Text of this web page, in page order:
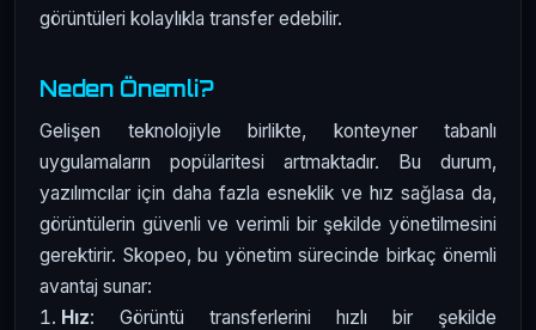
görüntüleri kolaylıkla transfer edebilir.
Neden Önemli?
Gelişen teknolojiyle birlikte, konteyner tabanlı
uygulamaların popülaritesi artmaktadır. Bu durum,
yazılımcılar için daha fazla esneklik ve hız sağlasa da,
görüntülerin güvenli ve verimli bir şekilde yönetilmesini
gerektirir. Skopeo, bu yönetim sürecinde birkaç önemli
avantaj sunar:
Hız: Görüntü transferlerini hızlı bir şekilde